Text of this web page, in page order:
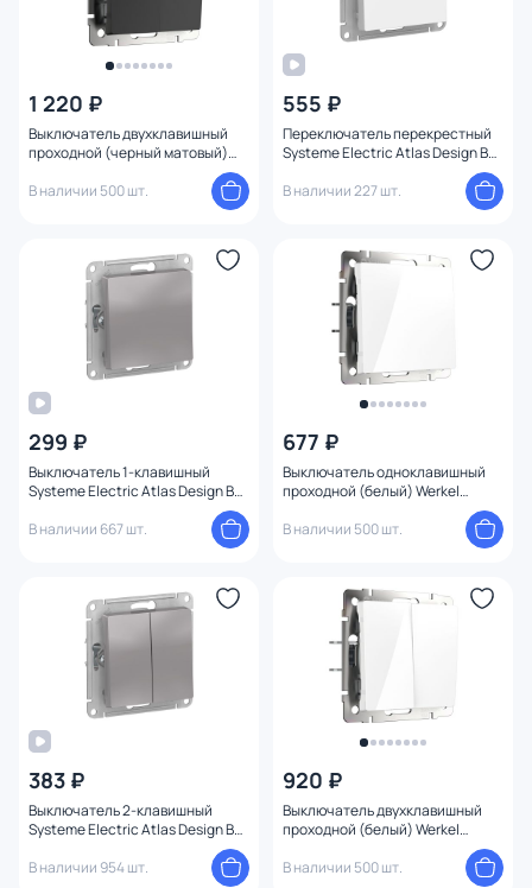
1 220 ₽
Выключатель двухклавишный
проходной (черный матовый)
В наличии 500 шт.
555 ₽
Переключатель перекрестный
Systeme Electric Atlas Design BD-
В наличии 227 шт.
299 ₽
Выключатель 1-клавишный
Systeme Electric Atlas Design BD-
В наличии 667 шт.
677 ₽
Выключатель одноклавишный
проходной (белый) Werkel
В наличии 500 шт.
383 ₽
Выключатель 2-клавишный
Systeme Electric Atlas Design BD-
В наличии 954 шт.
920 ₽
Выключатель двухклавишный
проходной (белый) Werkel
В наличии 500 шт.